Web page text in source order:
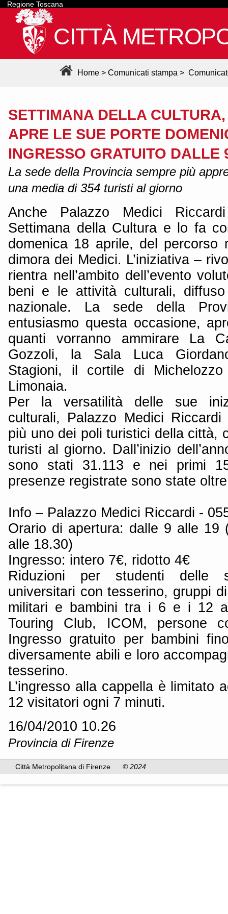
Regione Toscana
CITTÀ
Home > Comunicati stampa >
SETTIMANA DELLA
APRE LE SUE PORTE
INGRESSO GRATUITO DALLE
La sede della Provincia sempre più
una media di 354 turisti al giorno
Anche Palazzo Medici
Settimana della Cultura e lo fa
domenica 18 aprile, del percorso
dimora dei Medici. L’iniziativa –
rientra nell’ambito dell’evento
beni e le attività culturali,
nazionale. La sede della
entusiasmo questa occasione,
quanti vorranno ammirare La
Gozzoli, la Sala Luca
Stagioni, il cortile di
Limonaia.
Per la versatilità delle sue
culturali, Palazzo Medici Riccardi
più uno dei poli turistici della città,
turisti al giorno. Dall’inizio
sono stati 31.113 e nei primi
presenze registrate sono state
Info – Palazzo Medici Riccardi -
Orario di apertura: dalle 9 alle 19
alle 18.30)
Ingresso: intero 7€, ridotto 4€
Riduzioni per studenti delle
universitari con tesserino, gruppi
militari e bambini tra i 6 e i 12
Touring Club, ICOM, persone
Ingresso gratuito per bambini
diversamente abili e loro
tesserino.
L’ingresso alla cappella è limitato
12 visitatori ogni 7 minuti.
16/04/2010 10.26
Provincia di Firenze
Città Metropolitana di Firenze © 2024